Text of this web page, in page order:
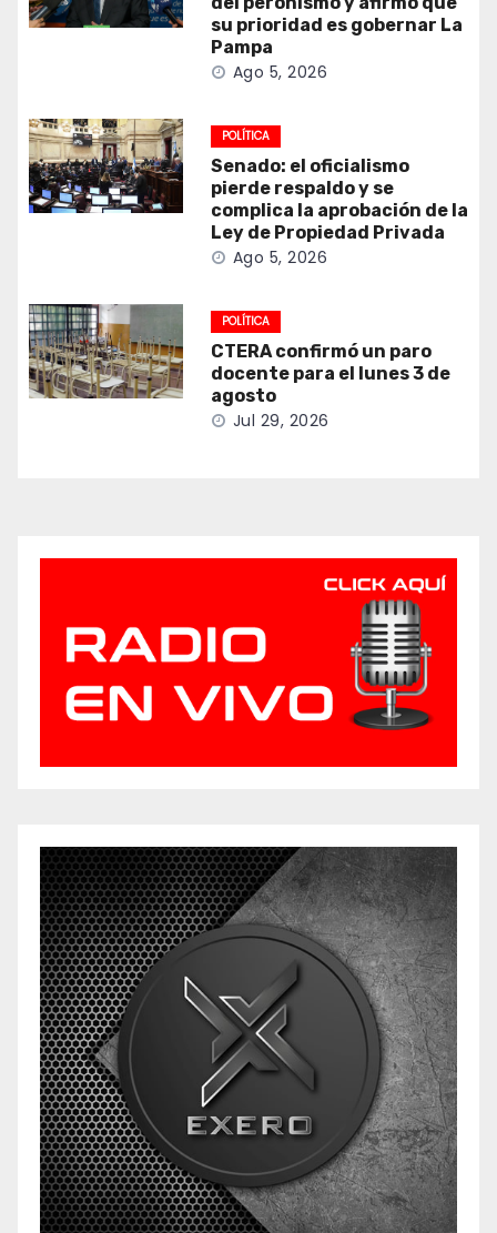
su prioridad es gobernar La
Pampa
Ago 5, 2026
POLÍTICA
Senado: el oficialismo
pierde respaldo y se
complica la aprobación de la
Ley de Propiedad Privada
Ago 5, 2026
POLÍTICA
CTERA confirmó un paro
docente para el lunes 3 de
agosto
Jul 29, 2026